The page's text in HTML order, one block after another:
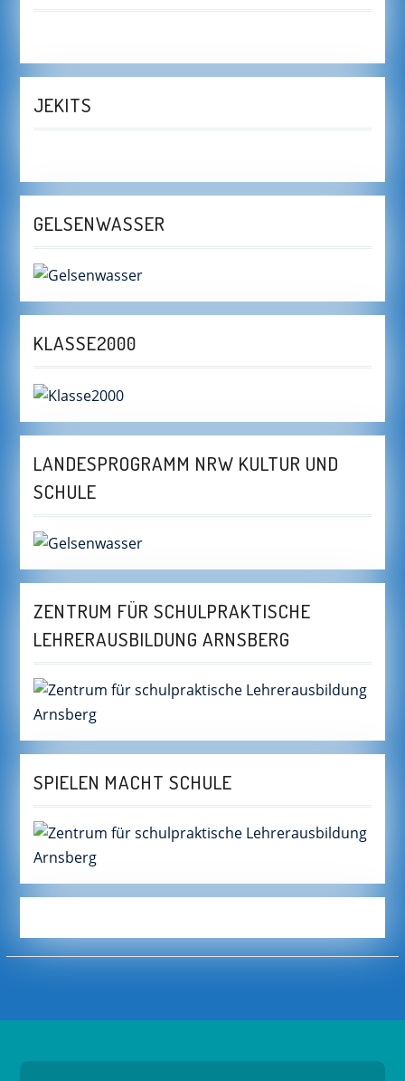
JEKITS
GELSENWASSER
KLASSE2000
LANDESPROGRAMM NRW KULTUR UND
SCHULE
ZENTRUM FÜR SCHULPRAKTISCHE
LEHRERAUSBILDUNG ARNSBERG
SPIELEN MACHT SCHULE